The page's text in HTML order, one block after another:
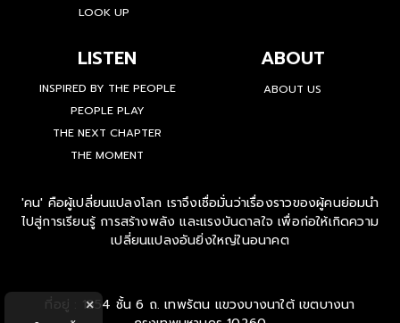
LOOK UP
LISTEN
INSPIRED BY THE PEOPLE
PEOPLE PLAY
THE NEXT CHAPTER
THE MOMENT
ABOUT
ABOUT US
'คน' คือผู้เปลี่ยนแปลงโลก เราจึงเชื่อมั่นว่าเรื่องราวของผู้คนย่อมนำ
ไปสู่การเรียนรู้ การสร้างพลัง และแรงบันดาลใจ เพื่อก่อให้เกิดความ
เปลี่ยนแปลงอันยิ่งใหญ่ในอนาคต
ที่อยู่ : 1854 ชั้น 6 ถ. เทพรัตน แขวงบางนาใต้ เขตบางนา
×